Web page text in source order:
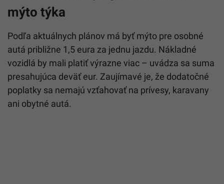
mýto týka
Podľa aktuálnych plánov má byť mýto pre osobné
autá približne 1,5 eura za jednu jazdu. Nákladné
vozidlá by mali platiť výrazne viac – uvádza sa suma
presahujúca deväť eur. Zaujímavé je, že dodatočné
poplatky sa nemajú vzťahovať na prívesy, karavany
ani obytné autá.